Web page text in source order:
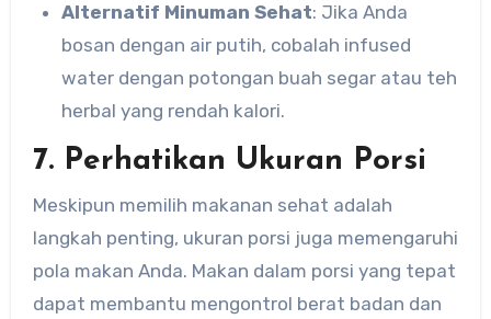
Alternatif Minuman Sehat: Jika Anda
bosan dengan air putih, cobalah infused
water dengan potongan buah segar atau teh
herbal yang rendah kalori.
7. Perhatikan Ukuran Porsi
Meskipun memilih makanan sehat adalah
langkah penting, ukuran porsi juga memengaruhi
pola makan Anda. Makan dalam porsi yang tepat
dapat membantu mengontrol berat badan dan